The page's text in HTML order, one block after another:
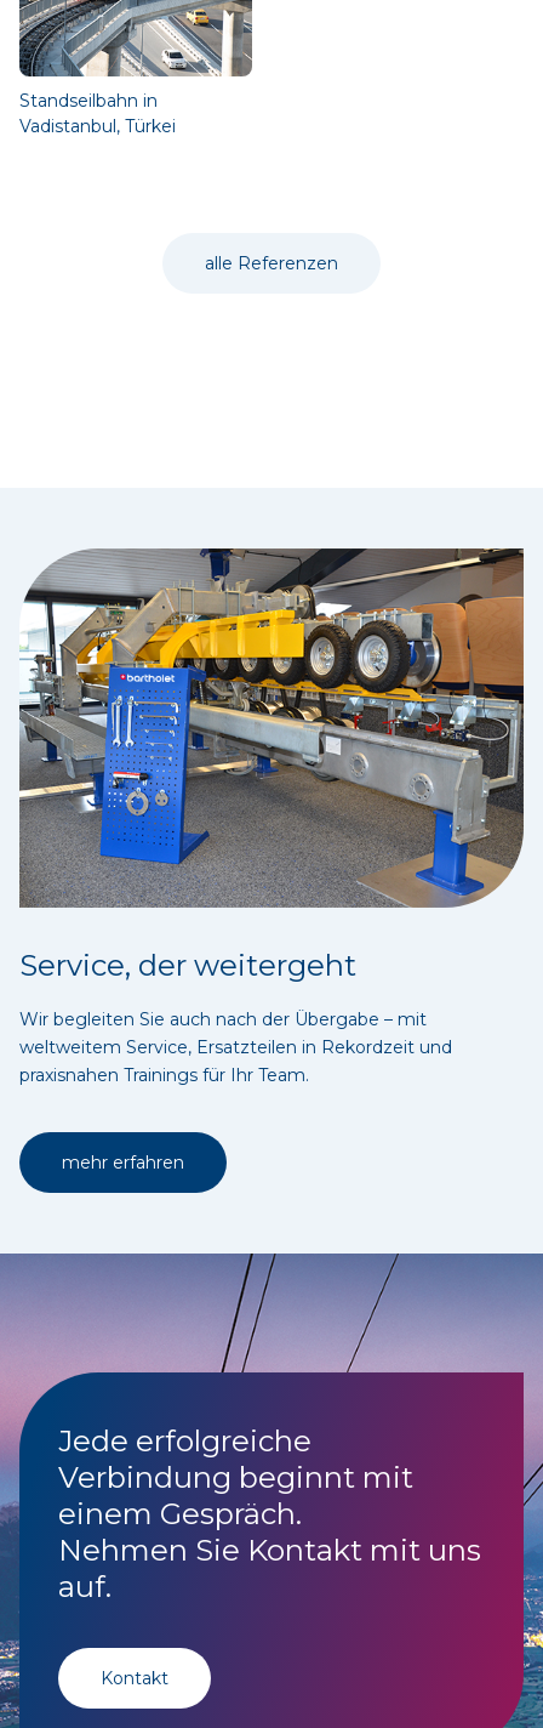
Standseilbahn in
Vadistanbul, Türkei
alle Referenzen
Service, der weitergeht
Wir begleiten Sie auch nach der Übergabe – mit
weltweitem Service, Ersatzteilen in Rekordzeit und
praxisnahen Trainings für Ihr Team.
mehr erfahren
Jede erfolgreiche
Verbindung beginnt mit
einem Gespräch.
Nehmen Sie Kontakt mit uns
auf.
Kontakt